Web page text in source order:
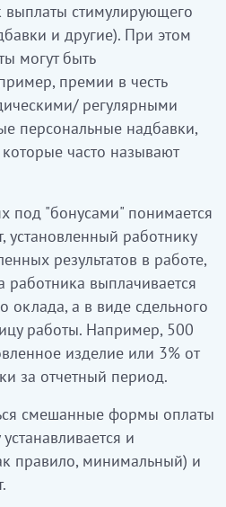
выплаты стимулирующего
и другие). При этом
могут быть
премии в честь
регулярными
персональные надбавки,
часто называют
под "бонусами" понимается
установленный работнику
результатов в работе,
работника выплачивается
оклада, а в виде сдельного
работы. Например, 500
изделие или 3% от
за отчетный период.
смешанные формы оплаты
и
правило, минимальный) и